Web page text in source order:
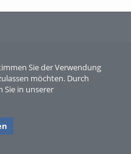
Sie der Verwendung
möchten. Durch
Sie in unserer
Sperber